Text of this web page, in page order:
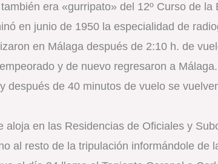
era «gurripato» del 12º Curso de
en junio de 1950 la especialidad de
en Málaga después de 2:10 h. de
y de nuevo regresaron a Málaga.
después de 40 minutos de vuelo se
en las Residencias de Oficiales y
al resto de la tripulación informándole de